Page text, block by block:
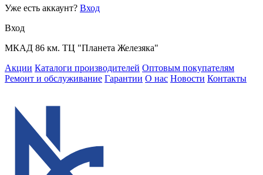
Уже есть аккаунт? Вход
Вход
МКАД 86 км. ТЦ "Планета Железяка"
Акции Каталоги производителей Оптовым покупателям
Ремонт и обслуживание Гарантии О нас Новости Контакты